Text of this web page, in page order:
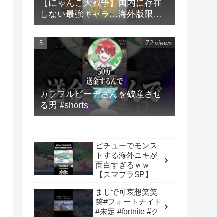
【にゃんこ大戦争】国内に存在
しない最強キャラ…海外版限定
キャラ4選！！【にゃんこ大戦争
ゆっくり解説】#shorts
カラフルピーチさんを破産させ
る男 #shorts
72 views
ピチューでモンス
トする海外ニキが
面白すぎるｗｗ
【スマブラSP】
まじで可哀想笑笑
笑#フォートナイト
#未定 #fortnite #ク